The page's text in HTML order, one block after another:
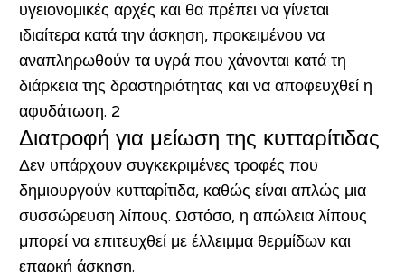
υγειονομικές αρχές και θα πρέπει να γίνεται
ιδιαίτερα κατά την άσκηση, προκειμένου να
αναπληρωθούν τα υγρά που χάνονται κατά τη
διάρκεια της δραστηριότητας και να αποφευχθεί η
αφυδάτωση. 2
Διατροφή για μείωση της κυτταρίτιδας
Δεν υπάρχουν συγκεκριμένες τροφές που
δημιουργούν κυτταρίτιδα, καθώς είναι απλώς μια
συσσώρευση λίπους. Ωστόσο, η απώλεια λίπους
μπορεί να επιτευχθεί με έλλειμμα θερμίδων και
επαρκή άσκηση.